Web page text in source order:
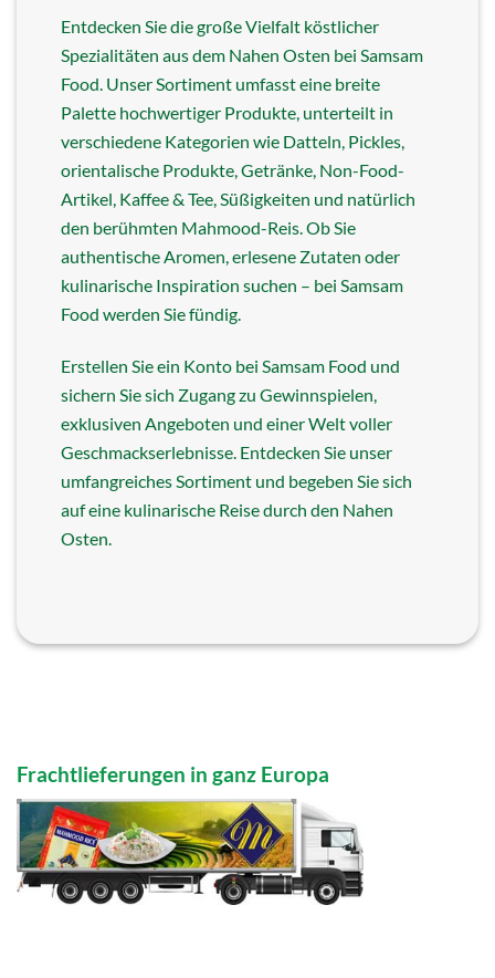
Entdecken Sie die große Vielfalt köstlicher
Spezialitäten aus dem Nahen Osten bei Samsam
Food. Unser Sortiment umfasst eine breite
Palette hochwertiger Produkte, unterteilt in
verschiedene Kategorien wie Datteln, Pickles,
orientalische Produkte, Getränke, Non-Food-
Artikel, Kaffee & Tee, Süßigkeiten und natürlich
den berühmten Mahmood-Reis. Ob Sie
authentische Aromen, erlesene Zutaten oder
kulinarische Inspiration suchen – bei Samsam
Food werden Sie fündig.
Erstellen Sie ein Konto bei Samsam Food und
sichern Sie sich Zugang zu Gewinnspielen,
exklusiven Angeboten und einer Welt voller
Geschmackserlebnisse. Entdecken Sie unser
umfangreiches Sortiment und begeben Sie sich
auf eine kulinarische Reise durch den Nahen
Osten.
Frachtlieferungen in ganz Europa